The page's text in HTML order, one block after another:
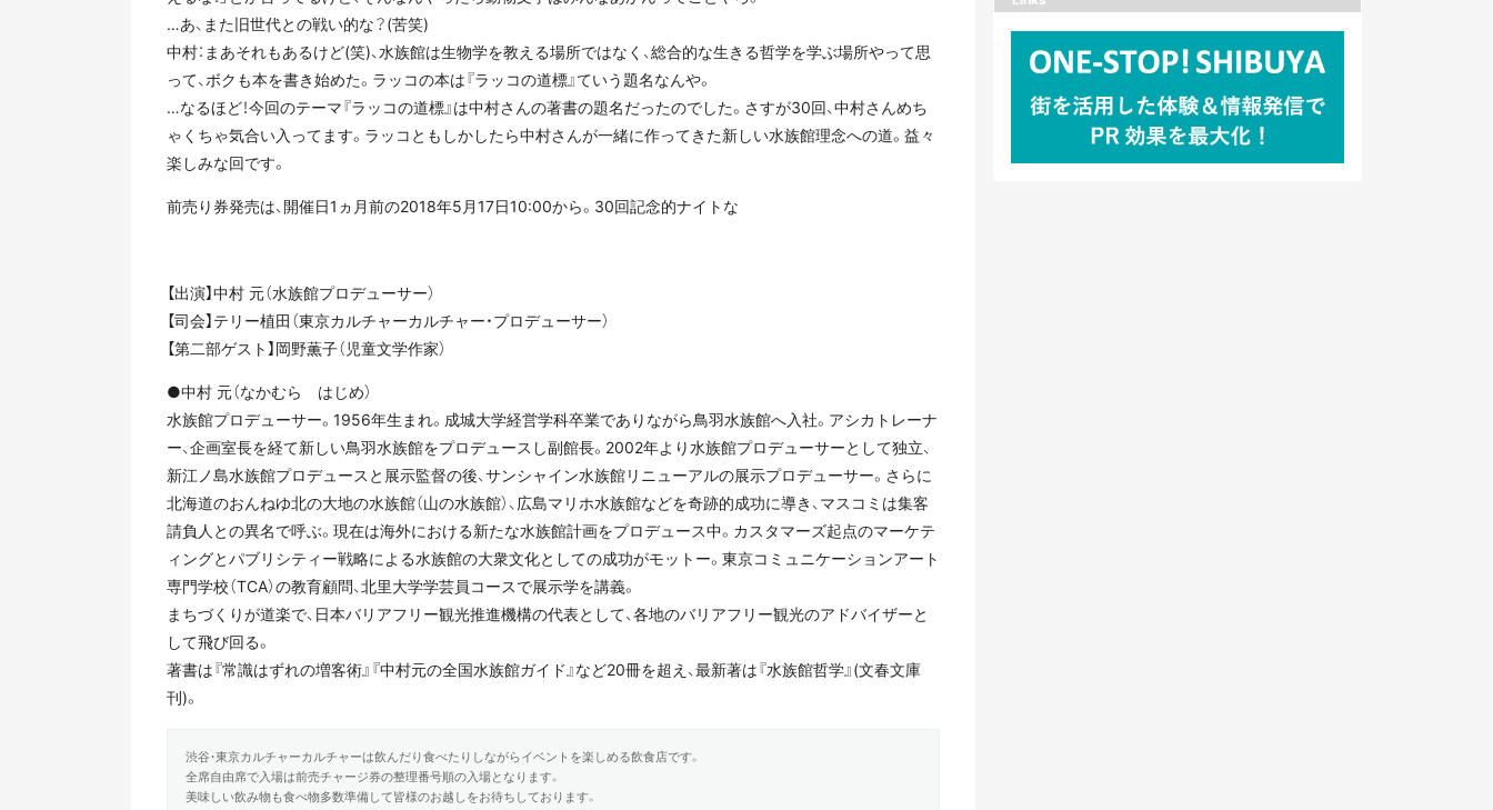
…あ、また旧世代との戦い的な？(苦笑)
中村：まあそれもあるけど(笑)、水族館は生物学を教える場所ではなく、総合的な生きる哲学を学ぶ場所やって思
って、ボクも本を書き始めた。ラッコの本は『ラッコの道標』ていう題名なんや。
…なるほど！今回のテーマ『ラッコの道標』は中村さんの著書の題名だったのでした。さすが30回、中村さんめち
ゃくちゃ気合い入ってます。ラッコともしかしたら中村さんが一緒に作ってきた新しい水族館理念への道。益々
楽しみな回です。
前売り券発売は、開催日1ヵ月前の2018年5月17日10:00から。30回記念的ナイトな
【出演】中村 元（水族館プロデューサー）
【司会】テリー植田（東京カルチャーカルチャー・プロデューサー）
【第二部ゲスト】岡野薫子（児童文学作家）
●中村 元（なかむら はじめ）
水族館プロデューサー。1956年生まれ。成城大学経営学科卒業でありながら鳥羽水族館へ入社。アシカトレーナ
ー、企画室長を経て新しい鳥羽水族館をプロデュースし副館長。2002年より水族館プロデューサーとして独立、
新江ノ島水族館プロデュースと展示監督の後、サンシャイン水族館リニューアルの展示プロデューサー。さらに
北海道のおんねゆ北の大地の水族館（山の水族館）、広島マリホ水族館などを奇跡的成功に導き、マスコミは集客
請負人との異名で呼ぶ。現在は海外における新たな水族館計画をプロデュース中。カスタマーズ起点のマーケテ
ィングとパブリシティー戦略による水族館の大衆文化としての成功がモットー。東京コミュニケーションアート
専門学校（TCA）の教育顧問、北里大学学芸員コースで展示学を講義。
まちづくりが道楽で、日本バリアフリー観光推進機構の代表として、各地のバリアフリー観光のアドバイザーと
して飛び回る。
著書は『常識はずれの増客術』『中村元の全国水族館ガイド』など20冊を超え、最新著は『水族館哲学』(文春文庫
刊)。
渋谷・東京カルチャーカルチャーは飲んだり食べたりしながらイベントを楽しめる飲食店です。
全席自由席で入場は前売チャージ券の整理番号順の入場となります。
美味しい飲み物も食べ物多数準備して皆様のお越しをお待ちしております。